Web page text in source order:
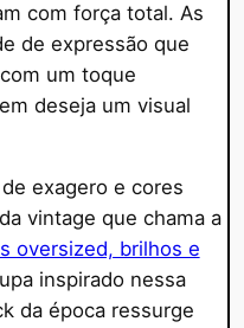
com força total. As
de expressão que
um toque
deseja um visual
exagero e cores
vintage que chama a
oversized, brilhos e
inspirado nessa
da época ressurge